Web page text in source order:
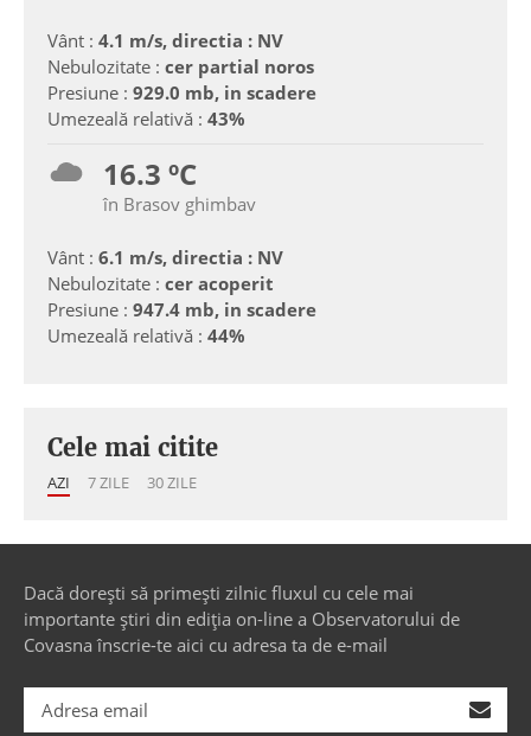
Vânt : 4.1 m/s, directia : NV
Nebulozitate : cer partial noros
Presiune : 929.0 mb, in scadere
Umezeală relativă : 43%
16.3 ºC
în Brasov ghimbav
Vânt : 6.1 m/s, directia : NV
Nebulozitate : cer acoperit
Presiune : 947.4 mb, in scadere
Umezeală relativă : 44%
Cele mai citite
AZI 7 ZILE 30 ZILE
Dacă dorești să primești zilnic fluxul cu cele mai
importante știri din ediția on-line a Observatorului de
Covasna înscrie-te aici cu adresa ta de e-mail